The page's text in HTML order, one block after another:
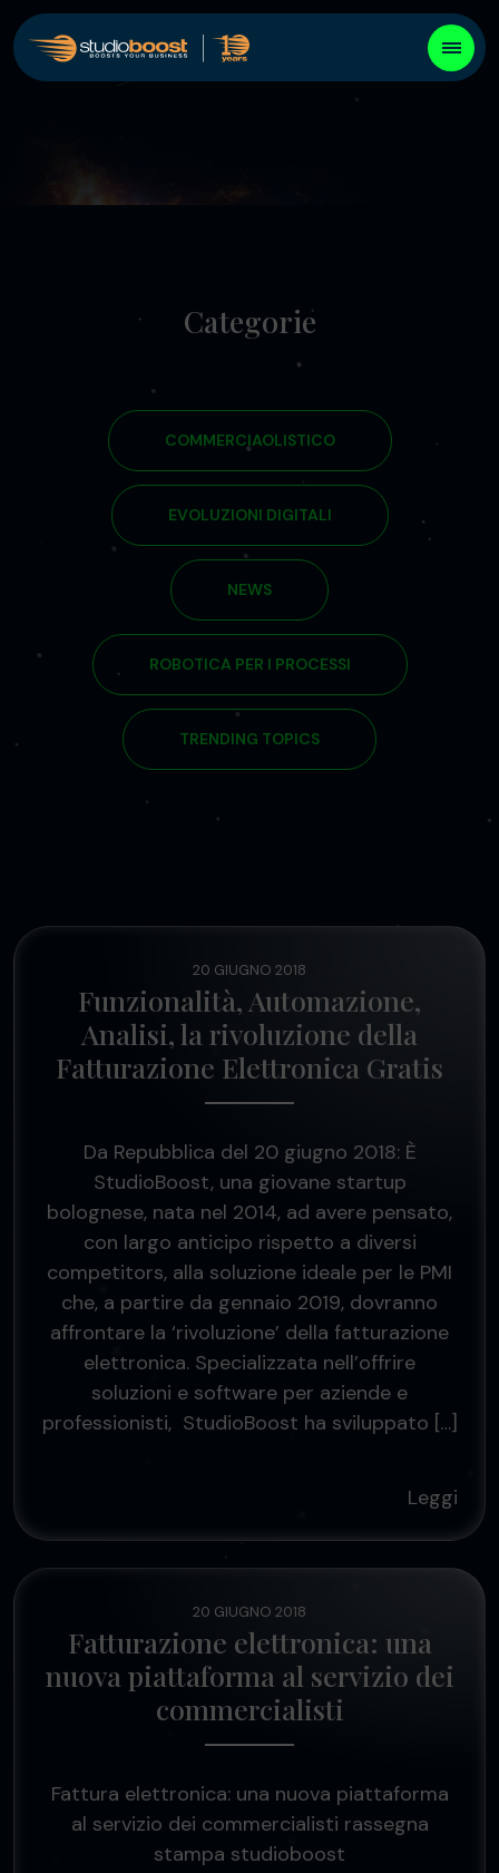
Categorie
COMMERCIAOLISTICO
EVOLUZIONI DIGITALI
NEWS
ROBOTICA PER I PROCESSI
TRENDING TOPICS
20 GIUGNO 2018
Funzionalità, Automazione,
Analisi, la rivoluzione della
Fatturazione Elettronica Gratis
Da Repubblica del 20 giugno 2018: È
StudioBoost, una giovane startup
bolognese, nata nel 2014, ad avere pensato,
con largo anticipo rispetto a diversi
competitors, alla soluzione ideale per le PMI
che, a partire da gennaio 2019, dovranno
affrontare la ‘rivoluzione’ della fatturazione
elettronica. Specializzata nell’offrire
soluzioni e software per aziende e
professionisti, StudioBoost ha sviluppato […]
Leggi
20 GIUGNO 2018
Fatturazione elettronica: una
nuova piattaforma al servizio dei
commercialisti
Fattura elettronica: una nuova piattaforma
al servizio dei commercialisti rassegna
stampa studioboost